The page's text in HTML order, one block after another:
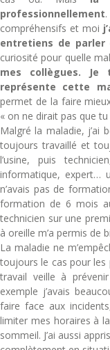
professionnellement
compréhensifs et moi
entretiens de parler
curiosité pour quelle
mes collègues. Je
représente cette
permet de la faire
« on ne dirait pas que
Malgré la maladie, j’ai
toujours travaillé et
l’usine, puis
informatique, expert…
n’avais pas de
formation de 6 mois
technicien sur une
à oreille m’a permis de
La maladie ne
toujours le cas pour
travail veille à
exemple j’avais
faire face aux
limiter mes horaires à
sommeil. J’ai aussi